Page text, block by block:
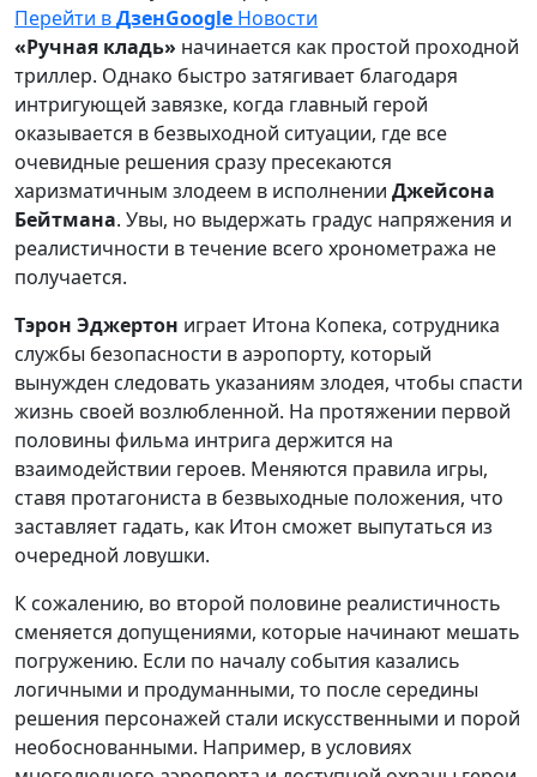
Перейти вДзенGoogle Новости
«Ручная кладь» начинается как простой проходной
триллер. Однако быстро затягивает благодаря
интригующей завязке, когда главный герой
оказывается в безвыходной ситуации, где все
очевидные решения сразу пресекаются
харизматичным злодеем в исполнении Джейсона
Бейтмана. Увы, но выдержать градус напряжения и
реалистичности в течение всего хронометража не
получается.
Тэрон Эджертон играет Итона Копека, сотрудника
службы безопасности в аэропорту, который
вынужден следовать указаниям злодея, чтобы спасти
жизнь своей возлюбленной. На протяжении первой
половины фильма интрига держится на
взаимодействии героев. Меняются правила игры,
ставя протагониста в безвыходные положения, что
заставляет гадать, как Итон сможет выпутаться из
очередной ловушки.
К сожалению, во второй половине реалистичность
сменяется допущениями, которые начинают мешать
погружению. Если по началу события казались
логичными и продуманными, то после середины
решения персонажей стали искусственными и порой
необоснованными. Например, в условиях